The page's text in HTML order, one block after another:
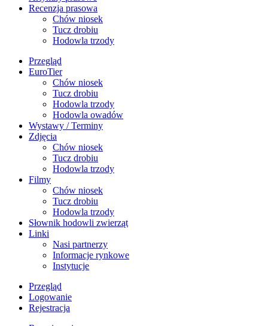
Recenzja prasowa
Chów niosek
Tucz drobiu
Hodowla trzody
Przegląd
EuroTier
Chów niosek
Tucz drobiu
Hodowla trzody
Hodowla owadów
Wystawy / Terminy
Zdjęcia
Chów niosek
Tucz drobiu
Hodowla trzody
Filmy
Chów niosek
Tucz drobiu
Hodowla trzody
Słownik hodowli zwierząt
Linki
Nasi partnerzy
Informacje rynkowe
Instytucje
Przegląd
Logowanie
Rejestracja